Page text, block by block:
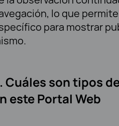
lo que
para mostrar
Cuáles son tipos
este Portal Web